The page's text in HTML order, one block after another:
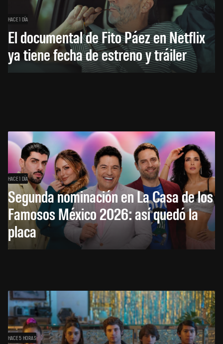
HACE 1 DÍA
El documental de Fito Páez en Netflix
ya tiene fecha de estreno y tráiler
HACE 1 DÍA
Segunda nominación en La Casa de los
Famosos México 2026: así quedó la
placa
HACE 5 HORAS